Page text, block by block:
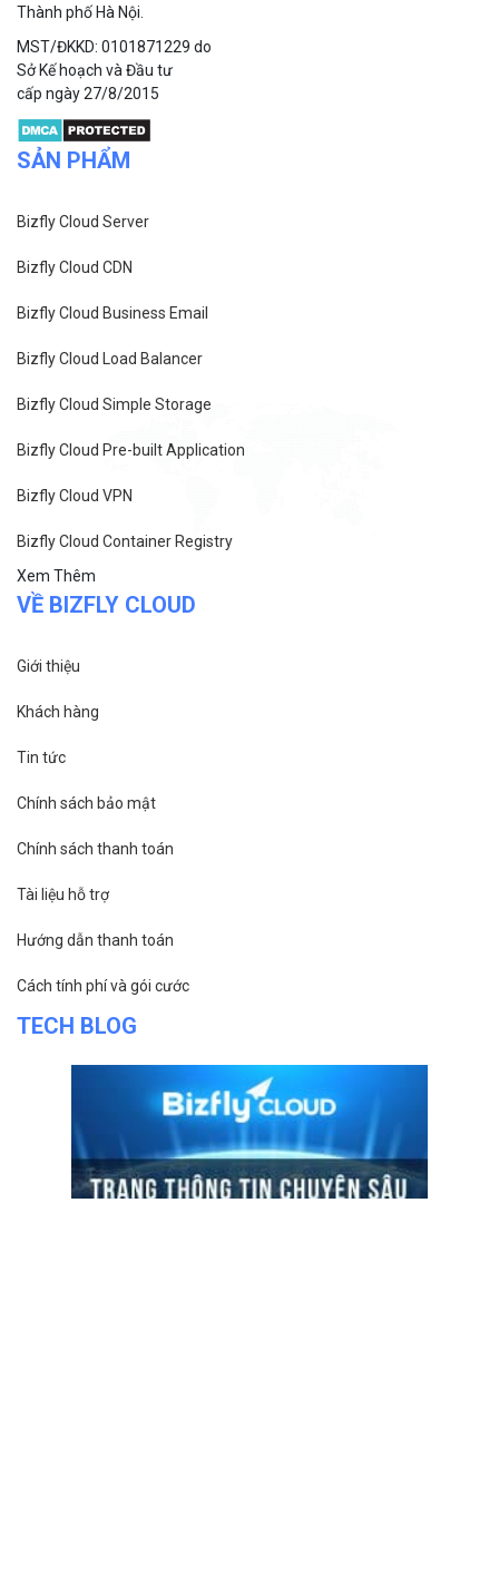
Thành phố Hà Nội.
MST/ĐKKD: 0101871229 do
Sở Kế hoạch và Đầu tư
cấp ngày 27/8/2015
SẢN PHẨM
Bizfly Cloud Server
Bizfly Cloud CDN
Bizfly Cloud Business Email
Bizfly Cloud Load Balancer
Bizfly Cloud Simple Storage
Bizfly Cloud Pre-built Application
Bizfly Cloud VPN
Bizfly Cloud Container Registry
Xem Thêm
VỀ BIZFLY CLOUD
Giới thiệu
Khách hàng
Tin tức
Chính sách bảo mật
Chính sách thanh toán
Tài liệu hỗ trợ
Hướng dẫn thanh toán
Cách tính phí và gói cước
TECH BLOG